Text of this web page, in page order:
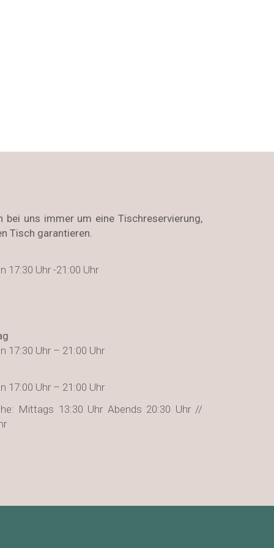
bei uns immer um eine Tischreservierung,
Tisch garantieren.
17:30 Uhr -21:00 Uhr
17:30 Uhr – 21:00 Uhr
17:00 Uhr – 21:00 Uhr
Mittags 13:30 Uhr Abends 20:30 Uhr //